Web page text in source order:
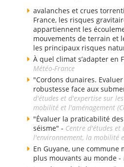
avalanches et crues
France, les risques
appartiennent les
mouvements de terrain et
les principaux risques
À quel climat s’adapter en
Météo-France
"Cordons dunaires.
robustesse face aux
d'études et d'expertise sur
mobilité et l'aménagement
"Évaluer la praticabilité
séisme" - Centre d'études et
l'environnement, la mobilité
En Guyane, une
plus mouvants au monde -